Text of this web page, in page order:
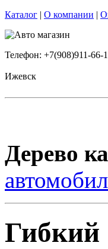
Каталог | О компании |
Телефон: +7(908)911-66-
Ижевск
Дерево
Гибкий